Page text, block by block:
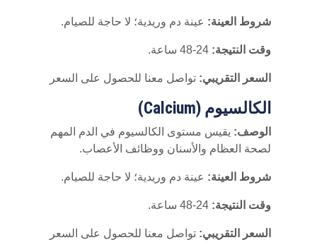
شروط العينة: عينة دم وريدية؛ لا حاجة للصيام.
وقت النتيجة:
السعر التقريبي: تواصل معنا للحصول على السعر
الكالسيوم (Calcium)
الوصف: يقيس مستوى الكالسيوم في الدم المهم
لصحة العظام والأسنان ووظائف الأعصاب.
شروط العينة: عينة دم وريدية؛ لا حاجة للصيام.
وقت النتيجة:
السعر التقريبي: تواصل معنا للحصول على السعر